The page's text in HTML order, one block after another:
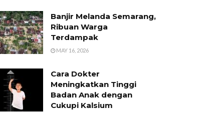
Banjir Melanda Semarang,
Ribuan Warga
Terdampak
MAY 16, 2026
Cara Dokter
Meningkatkan Tinggi
Badan Anak dengan
Cukupi Kalsium